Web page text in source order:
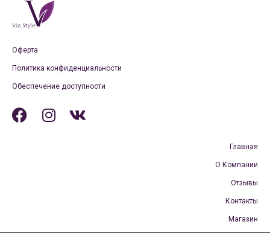
Оферта
Политика конфиденциальности
Обеспечение доступности
Главная
О Компании
Отзывы
Контакты
Магазин